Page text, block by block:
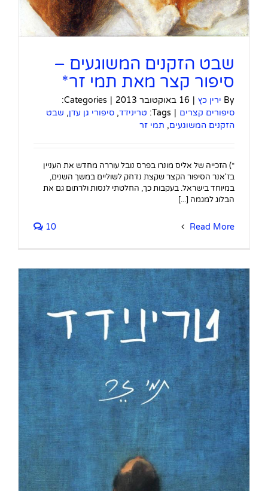
שבט הזקנים המשוגעים –
סיפור קצר מאת תמי זר*
By ירין כץ | 16 באוקטובר 2013 |
Categories:
סיפורים קצרים |
Tags: טרינידד, סיפורי גן עדן, שבט
הזקנים המשוגעים, תמי זר
*) הזכייה של אליס מונרו בפרס נובל עוררה מחדש את העניין
בז'אנר הסיפור הקצר שקצת נדחק לשוליים במשך השנים,
במיוחד בישראל. בעקבות כך, החלטתי לנסות ולרתום גם את
הבלוג למגמה [...]
Read More
10